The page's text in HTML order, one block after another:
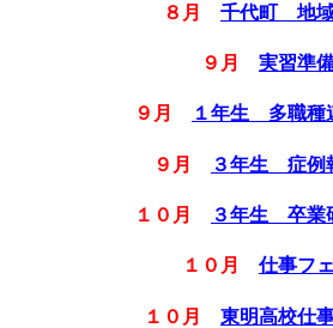
８月 千代町 地
９月 実習準
９月 １年生 多職種
９月 ３年生 症例
１０月 ３年生 卒業
１０月 仕事フ
１０月 東明高校仕